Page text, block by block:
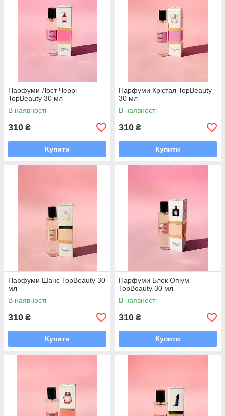
Парфуми Лост Черрі
TopBeauty 30 мл
В наявності
310 ₴
Купити
Парфуми Крістал TopBeauty
30 мл
В наявності
310 ₴
Купити
Парфуми Шанс TopBeauty 30
мл
В наявності
310 ₴
Купити
Парфуми Блек Опіум
TopBeauty 30 мл
В наявності
310 ₴
Купити